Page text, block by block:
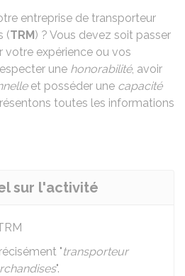
entreprise de transporteur
(TRM) ? Vous devez soit passer
votre expérience ou vos
une honorabilité, avoir
et posséder une capacité
toutes les informations
sur l'activité
"transporteur
".